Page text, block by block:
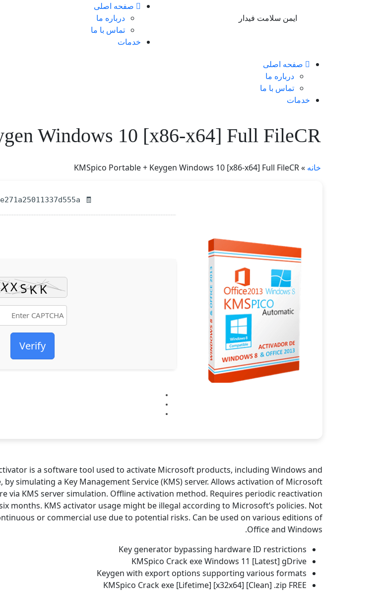
ایمن سلامت فیدار
صفحه اصلی
درباره ما
تماس با ما
خدمات
صفحه اصلی
درباره ما
تماس با ما
خدمات
Windows 10 [x86-x64] Full FileCR
خانه »
KMSpico Portable + Keygen Windows 10 [x86-x64] Full FileCR
🧾 Hash-sum — 81c25310753cc4e271a25011337d555a
Verify
is a software tool used to activate Microsoft products, including Windows and
by simulating a Key Management Service (KMS) server. Allows activation of Microsoft
via KMS server simulation. Offline activation method. Requires periodic reactivation
months. KMS activator usage might be illegal according to Microsoft’s policies. Not
or commercial use due to potential risks. Can be used on various editions of
Office and Windows.
Key generator bypassing hardware ID restrictions
KMSpico Crack exe Windows 11 [Latest] gDrive
Keygen with export options supporting various formats
KMSpico Crack exe [Lifetime] [x32x64] [Clean] .zip FREE